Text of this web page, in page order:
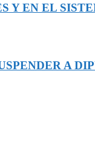
Y EN EL
A